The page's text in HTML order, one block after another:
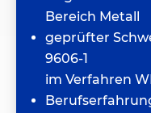
Bereich Metall
geprüfter
9606-1
im Verfahren